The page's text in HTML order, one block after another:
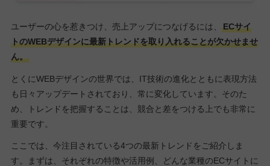
ユーザーの心を惹きつけ、売上アップにつなげるには、
ECサイ
トのWEBデザインに最新トレンドを取り入れることが欠かせませ
ん。
とくにWEBデザインの世界では、IT技術の進化とともに表現方法
も日々アップデートされており、常に変化しています。そのた
め、トレンドを把握することは、競合と差をつける上でも非常に
重要です。
ここでは、今注目されている4つの最新トレンドをご紹介しま
す。まずは、それぞれの特徴や活用例、どんな業種のECサイトに